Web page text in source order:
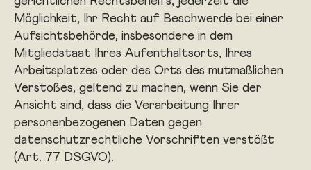
Möglichkeit, Ihr Recht auf Beschwerde bei einer
Aufsichtsbehörde, insbesondere in dem
Mitgliedstaat Ihres Aufenthaltsorts, Ihres
Arbeitsplatzes oder des Orts des mutmaßlichen
Verstoßes, geltend zu machen, wenn Sie der
Ansicht sind, dass die Verarbeitung Ihrer
personenbezogenen Daten gegen
datenschutzrechtliche Vorschriften verstößt
(Art. 77 DSGVO).